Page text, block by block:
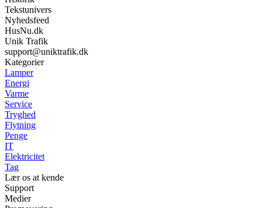
Tekstunivers
Nyhedsfeed
HusNu.dk
Unik Trafik
support@uniktrafik.dk
Kategorier
Lamper
Energi
Varme
Service
Tryghed
Flytning
Penge
IT
Elektricitet
Tag
Lær os at kende
Support
Medier